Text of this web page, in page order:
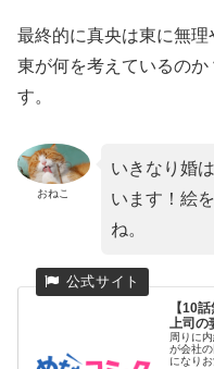
最終的に真央は東に無理
東が何を考えているの
す。
おねこ
いきなり婚
います！絵
ね。
【10
上司の
周りに
が会社
になり